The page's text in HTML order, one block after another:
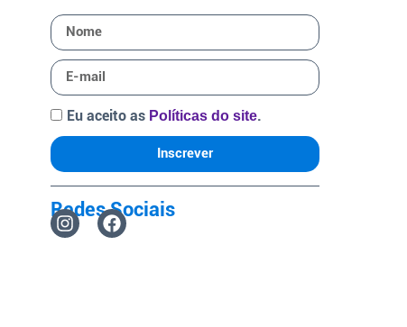
Eu aceito as Políticas do site.
Inscrever
Redes Sociais